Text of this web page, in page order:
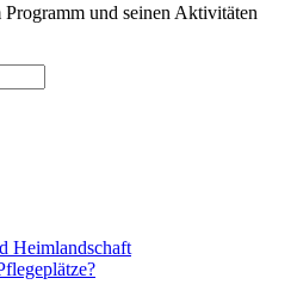
und seinen Aktivitäten
Heimlandschaft